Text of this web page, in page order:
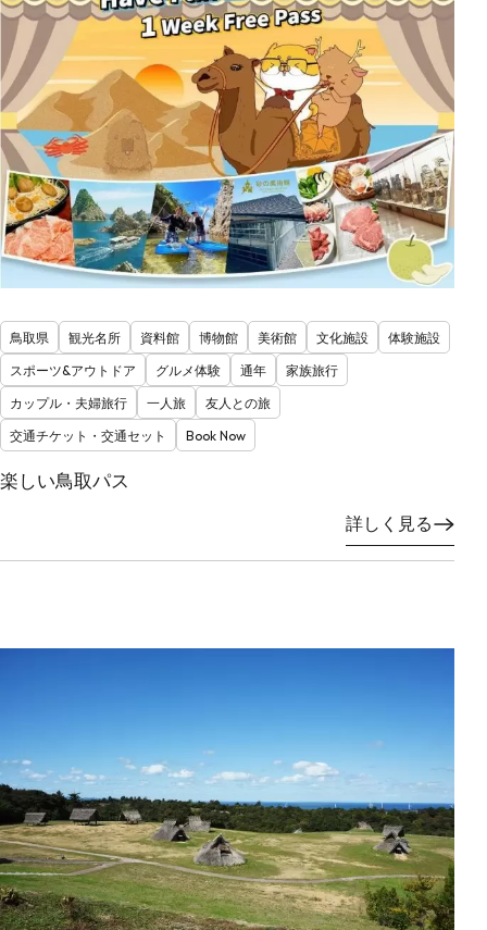
鳥取県 観光名所 資料館 博物館 美術館 文化施設
体験施設
スポーツ&アウトドア
グルメ体験 通年
家族旅行
カップル・夫婦旅行
一人旅
友人との旅
交通チケット・交通セット
Book Now
楽しい鳥取パス
詳しく見る